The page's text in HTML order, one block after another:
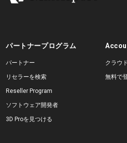
パートナープログラム
パートナー
リセラーを検索
Reseller Program
ソフトウェア開発者
3D Proを見つける
クラウ
無料で